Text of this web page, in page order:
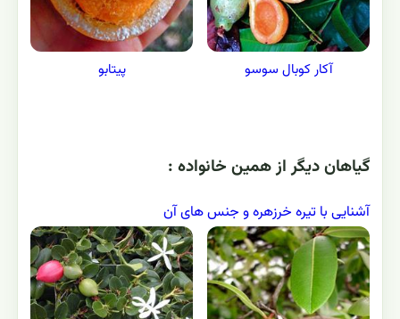
آکار کوبال سوسو پیتابو
گياهان ديگر از همين خانواده :
آشنایی با تیره خرزهره و جنس های آن